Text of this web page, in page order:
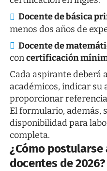
Docente de básica
menos dos años de
Docente de
concertificación
Cada aspirante deberá
académicos, indicar su
proporcionar
El formulario, además,
disponibilidad para
completa.
¿Cómo postularse
docentes de 2026?